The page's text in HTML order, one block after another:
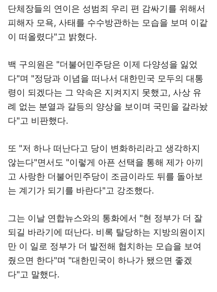
단체장들의 연이은 성범죄 우리 편 감싸기를 위해서
피해자 모욕, 사태를 수수방관하는 모습을 보며 이같
이 떠올렸다"고 밝혔다.
백 구의원은 "더불어민주당은 이제 다양성을 잃었
다"며 "정당과 이념을 떠나서 대한민국 모두의 대통
령이 되겠다는 그 약속은 지켜지지 못했고, 사상 유
례 없는 분열과 갈등의 양상을 보이며 국민을 갈라놨
다"고 비판했다.
또 "저 하나 떠난다고 당이 변화하리라고 생각하지
않는다"면서도 "이렇게 아픈 선택을 통해 제가 아끼
고 사랑한 더불어민주당이 조금이라도 뒤를 돌아보
는 계기가 되기를 바란다"고 강조했다.
그는 이날 연합뉴스와의 통화에서 "현 정부가 더 잘
되길 바라기에 떠난다. 비록 탈당하는 지방의원이지
만 이 일로 정부가 더 발전해 협치하는 모습을 보여
줬으면 한다"며 "대한민국이 하나가 됐으면 좋겠
다"고 말했다.